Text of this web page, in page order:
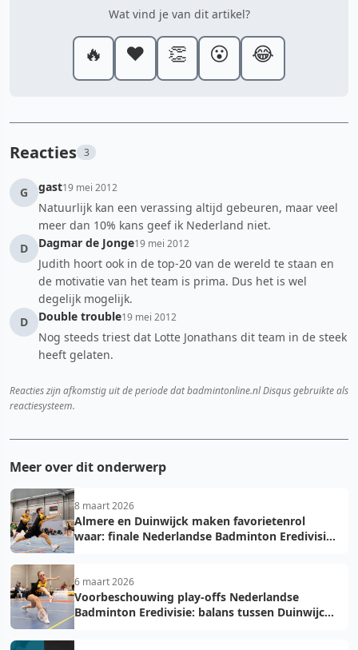
Wat vind je van dit artikel?
🔥 ❤️ 👏 😮 😂
Reacties 3
G gast19 mei 2012
Natuurlijk kan een verassing altijd gebeuren, maar veel
meer dan 10% kans geef ik Nederland niet.
D
Dagmar de Jonge19 mei 2012
Judith hoort ook in de top-20 van de wereld te staan en
de motivatie van het team is prima. Dus het is wel
degelijk mogelijk.
D
Double trouble19 mei 2012
Nog steeds triest dat Lotte Jonathans dit team in de steek
heeft gelaten.
Reacties zijn afkomstig uit de periode dat badmintonline.nl Disqus gebruikte als
reactiesysteem.
Meer over dit onderwerp
8 maart 2026
Almere en Duinwijck maken favorietenrol
waar: finale Nederlandse Badminton Eredivisie
6 maart 2026
Voorbeschouwing play-offs Nederlandse
Badminton Eredivisie: balans tussen Duinwijck